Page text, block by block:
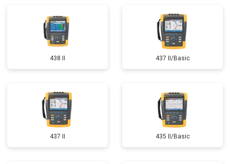
438 II 437 II/Basic
437 II 435 II/Basic